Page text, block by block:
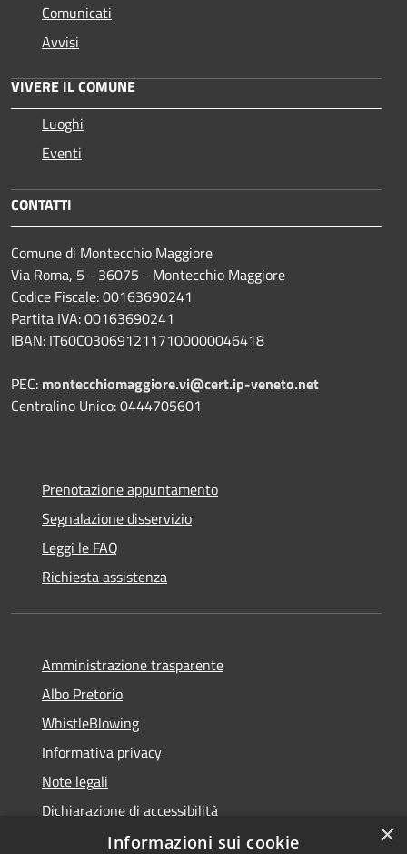
Comunicati
Avvisi
VIVERE IL COMUNE
Luoghi
Eventi
CONTATTI
Comune di Montecchio Maggiore
Via Roma, 5 - 36075 - Montecchio Maggiore
Codice Fiscale: 00163690241
Partita IVA: 00163690241
IBAN: IT60C0306912117100000046418
PEC: montecchiomaggiore.vi@cert.ip-veneto.net
Centralino Unico: 0444705601
Prenotazione appuntamento
Segnalazione disservizio
Leggi le FAQ
Richiesta assistenza
Amministrazione trasparente
Albo Pretorio
WhistleBlowing
Informativa privacy
Note legali
Dichiarazione di accessibilità
×
Informazioni sui cookie